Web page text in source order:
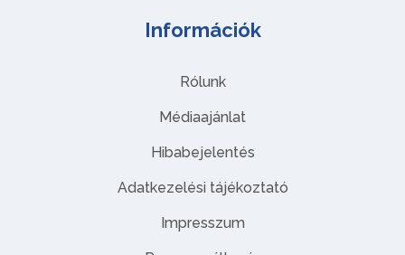
Információk
Rólunk
Médiaajánlat
Hibabejelentés
Adatkezelési tájékoztató
Impresszum